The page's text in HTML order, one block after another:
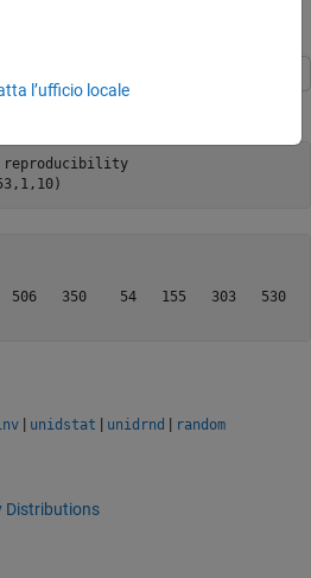
Random Numbers
10 from a list of 553 items.
reproducibility
506   350    54   155   303   530
| unidstat | unidrnd | random
Distributions
l’ufficio locale